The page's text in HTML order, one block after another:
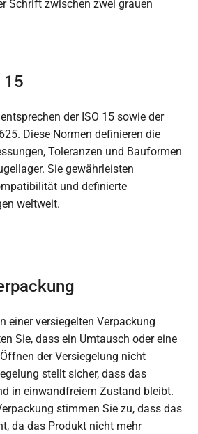
15
der ISO 15 sowie der
Diese Normen definieren die
Toleranzen und Bauformen
Sie gewährleisten
und definierte
weltweit.
einer versiegelten Verpackung
Sie, dass ein Umtausch oder eine
der Versiegelung nicht
stellt sicher, dass das
in einwandfreiem Zustand bleibt.
stimmen Sie zu, dass das
da das Produkt nicht mehr